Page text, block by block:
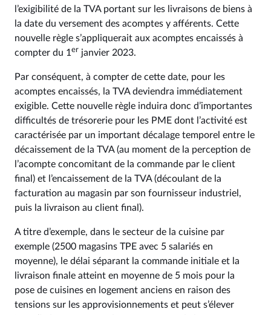
l’exigibilité de la TVA portant sur les livraisons de biens à
la date du versement des acomptes y afférents. Cette
nouvelle règle s’appliquerait aux acomptes encaissés à
compter du 1 er janvier 2023.
Par conséquent, à compter de cette date, pour les
acomptes encaissés, la TVA deviendra immédiatement
exigible. Cette nouvelle règle induira donc d’importantes
difficultés de trésorerie pour les PME dont l’activité est
caractérisée par un important décalage temporel entre le
décaissement de la TVA (au moment de la perception de
l’acompte concomitant de la commande par le client
final) et l’encaissement de la TVA (découlant de la
facturation au magasin par son fournisseur industriel,
puis la livraison au client final).
A titre d’exemple, dans le secteur de la cuisine par
exemple (2500 magasins TPE avec 5 salariés en
moyenne), le délai séparant la commande initiale et la
livraison finale atteint en moyenne de 5 mois pour la
pose de cuisines en logement anciens en raison des
tensions sur les approvisionnements et peut s’élever